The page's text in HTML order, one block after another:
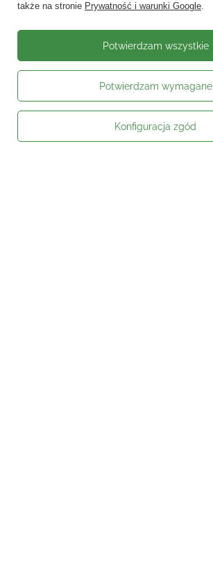
także na stronie Prywatność i warunki Google.
Potwierdzam wymagane
Konfiguracja zgód
Potwierdzam wszystkie